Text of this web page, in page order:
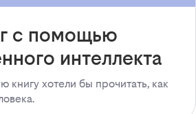
с помощью
интеллекта
книгу хотели бы прочитать, как